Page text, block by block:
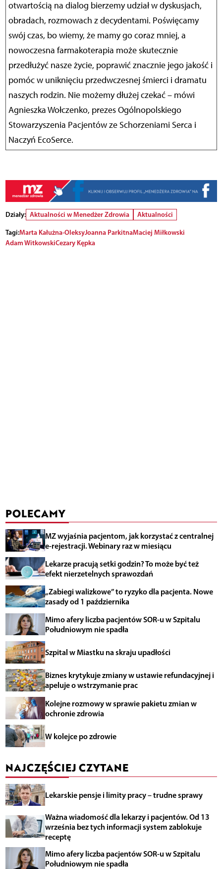
otwartością na dialog bierzemy udział w dyskusjach,
obradach, rozmowach z decydentami. Poświęcamy
swój czas, bo wiemy, że mamy go coraz mniej, a
nowoczesna farmakoterapia może skutecznie
przedłużyć nasze życie, poprawić znacznie jego jakość i
pomóc w uniknięciu przedwczesnej śmierci i dramatu
naszych rodzin. Nie możemy dłużej czekać – mówi
Agnieszka Wołczenko, prezes Ogólnopolskiego
Stowarzyszenia Pacjentów ze Schorzeniami Serca i
Naczyń EcoSerce.
Działy: Aktualności w Menedżer Zdrowia
Aktualności
Tagi:Marta Kałużna-OleksyJoanna ParkitnaMaciej Miłkowski
Adam WitkowskiCezary Kępka
POLECAMY
MZ wyjaśnia pacjentom, jak korzystać z centralnej
e-rejestracji. Webinary raz w miesiącu
Lekarze pracują setki godzin? To może być też
efekt nierzetelnych sprawozdań
„Zabiegi walizkowe” to ryzyko dla pacjenta. Nowe
zasady od 1 października
Mimo afery liczba pacjentów SOR-u w Szpitalu
Południowym nie spadła
Szpital w Miastku na skraju upadłości
Biznes krytykuje zmiany w ustawie refundacyjnej i
apeluje o wstrzymanie prac
Kolejne rozmowy w sprawie pakietu zmian w
ochronie zdrowia
W kolejce po zdrowie
NAJCZĘŚCIEJ CZYTANE
Lekarskie pensje i limity pracy – trudne sprawy
Ważna wiadomość dla lekarzy i pacjentów. Od 13
września bez tych informacji system zablokuje
receptę
Mimo afery liczba pacjentów SOR-u w Szpitalu
Południowym nie spadła